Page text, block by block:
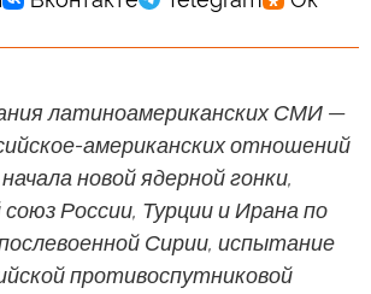
латиноамериканских СМИ —
американских отношений
новой ядерной гонки,
России, Турции и Ирана по
Сирии, испытание
противоспутниковой